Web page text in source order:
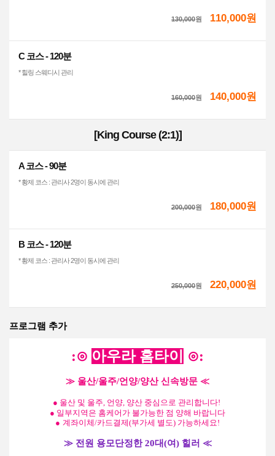
130,000원 110,000원
C 코스 - 120분
* 힐링 스웨디시 관리
160,000원 140,000원
[King Course (2:1)]
A 코스 - 90분
* 황제 코스 : 관리사 2명이 동시에 관리
200,000원 180,000원
B 코스 - 120분
* 황제 코스 : 관리사 2명이 동시에 관리
250,000원 220,000원
프로그램 추가
:⊙ 아우라 홈타이 ⊙:
≫ 울산/울주/언양/양산신속방문 ≪
● 울산 및 울주, 언양, 양산 중심으로 관리합니다!
● 일부지역은 홈케어가 불가능한 점 양해 바랍니다
● 계좌이체/카드결제(부가세 별도) 가능하세요!
≫전원 용모단정한 20대(여) 힐러 ≪